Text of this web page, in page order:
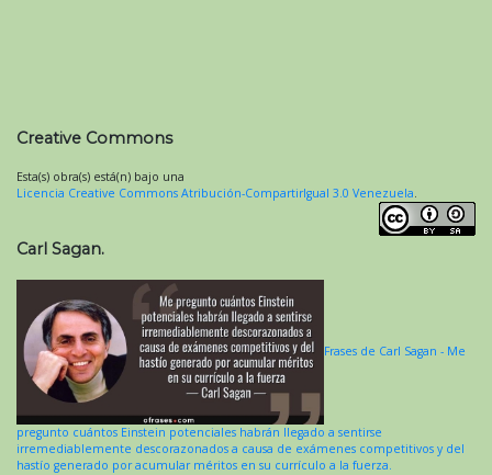
Creative Commons
Esta(s) obra(s) está(n) bajo una
Licencia Creative Commons Atribución-CompartirIgual 3.0 Venezuela.
Carl Sagan.
Frases de Carl Sagan - Me
pregunto cuántos Einstein potenciales habrán llegado a sentirse
irremediablemente descorazonados a causa de exámenes competitivos y del
hastío generado por acumular méritos en su currículo a la fuerza.